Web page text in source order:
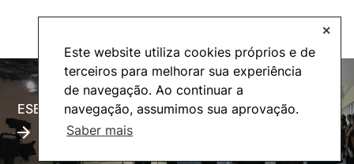
Este website utiliza cookies próprios e de
terceiros para melhorar sua experiência
de navegação. Ao continuar a
navegação, assumimos sua aprovação.
Saber mais
✕
ESECTV Alumni